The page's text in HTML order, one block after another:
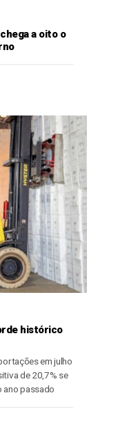
a oito o
histórico
em julho
de 20,7% se
ano passado